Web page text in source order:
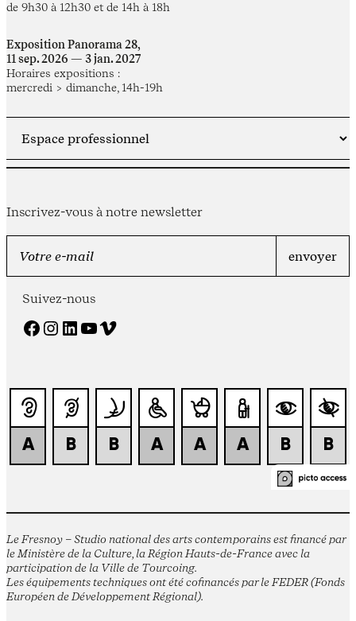
de 9h30 à 12h30 et de 14h à 18h
Exposition Panorama 28,
11 sep. 2026 — 3 jan. 2027
Horaires expositions :
mercredi > dimanche, 14h-19h
Inscrivez-vous à notre newsletter
Suivez-nous
Facebook Instagram LinkedIn YouTube Vimeo
Le Fresnoy – Studio national des arts contemporains est financé par
le Ministère de la Culture, la Région Hauts-de-France avec la
participation de la Ville de Tourcoing.
Les équipements techniques ont été cofinancés par le FEDER (Fonds
Européen de Développement Régional).